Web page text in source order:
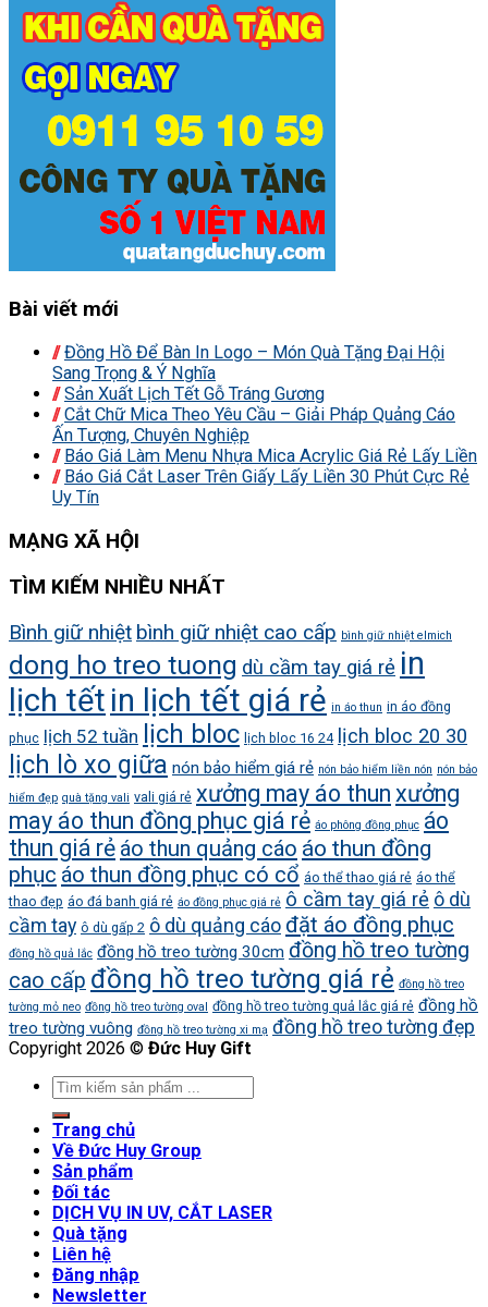
Bài viết mới
Đồng Hồ Để Bàn In Logo – Món Quà Tặng Đại Hội
Sang Trọng & Ý Nghĩa
Sản Xuất Lịch Tết Gỗ Tráng Gương
Cắt Chữ Mica Theo Yêu Cầu – Giải Pháp Quảng Cáo
Ấn Tượng, Chuyên Nghiệp
Báo Giá Làm Menu Nhựa Mica Acrylic Giá Rẻ Lấy Liền
Báo Giá Cắt Laser Trên Giấy Lấy Liền 30 Phút Cực Rẻ
Uy Tín
MẠNG XÃ HỘI
TÌM KIẾM NHIỀU NHẤT
Bình giữ nhiệt bình giữ nhiệt cao cấp bình giữ nhiệt elmich
dong ho treo tuong dù cầm tay giá rẻ in
lịch tết in lịch tết giá rẻ in áo thun in áo đồng
phục lịch 52 tuần lịch bloc lịch bloc 16 24 lịch bloc 20 30
lịch lò xo giữa nón bảo hiểm giá rẻ nón bảo hiểm liền nón nón bảo
hiểm đẹp quà tặng vali vali giá rẻ xưởng may áo thun xưởng
may áo thun đồng phục giá rẻ áo phông đồng phục áo
thun giá rẻ áo thun quảng cáo áo thun đồng
phục áo thun đồng phục có cổ áo thể thao giá rẻ áo thể
thao đẹp áo đá banh giá rẻ áo đồng phục giá rẻ ô cầm tay giá rẻ ô dù
cầm tay ô dù gấp 2 ô dù quảng cáo đặt áo đồng phục
đồng hồ quả lắc đồng hồ treo tường 30cm đồng hồ treo tường
cao cấp đồng hồ treo tường giá rẻ đồng hồ treo
tường mỏ neo đồng hồ treo tường oval đồng hồ treo tường quả lắc giá rẻ đồng hồ
treo tường vuông đồng hồ treo tường xi mạ đồng hồ treo tường đẹp
Copyright 2026 © Đức Huy Gift
Trang chủ
Về Đức Huy Group
Sản phẩm
Đối tác
DỊCH VỤ IN UV, CẮT LASER
Quà tặng
Liên hệ
Đăng nhập
Newsletter